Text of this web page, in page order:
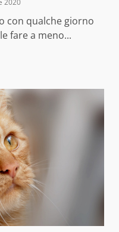
2020
con qualche giorno
fare a meno...